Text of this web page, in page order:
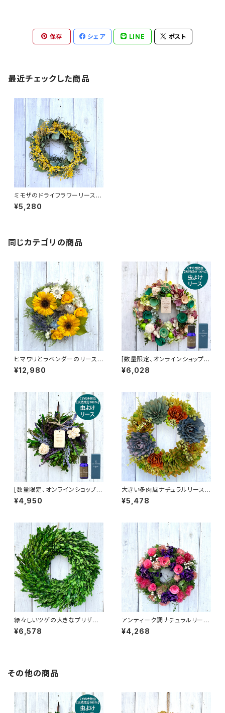
保存 シェア LINE ポスト
最近チェックした商品
ミモザのドライフラワーリース ミ
モザリース ナチュラルリース オ
ールシーズン 春夏秋冬 ギフト
¥5,280
同じカテゴリの商品
ヒマワリとラベンダーのリース
プリザーブドフラワー ドライフラ
ワー 夏 サマー ナチュラルリース
¥12,980
[数量限定、オンラインショップ限
定] 虫よけリース 天然くすのき
防虫 カンフルオイル 樟脳オイル
ーリース アーティフィシャルフラ
ワー あじさい 【HSA-5152】
¥6,028
[数量限定、オンラインショップ限
定] 小さな虫よけリース 天然く
すのき防虫 カンフルオイル 樟脳
秋 梅雨 ギフト プレゼント フラワ
ーリース ドライフラワー 【WWR
-009S】
¥4,950
大きい多肉風ナチュラルリース
オールシーズン 春夏秋冬 フラワ
ーリース ドライフラワー【CXO-
¥5,478
緑々しいツゲの大きなプリザー
ブドリース ナチュラルリース オ
ールシーズン 春夏秋冬 ギフト
¥6,578
アンティーク調ナチュラルリース
オールシーズン 春夏秋冬 ギフト
プレゼント フラワーリース ドラ
¥4,268
その他の商品